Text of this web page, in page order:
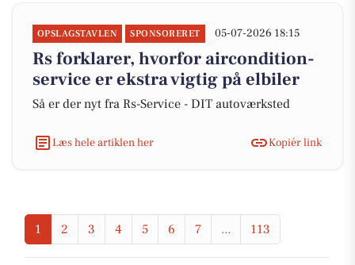
OPSLAGSTAVLEN SPONSORERET 05-07-2026 18:15
Rs forklarer, hvorfor aircondition-
service er ekstra vigtig på elbiler
Så er der nyt fra Rs-Service - DIT autoværksted
Læs hele artiklen her Kopiér link
1 2 3 4 5 6 7 ... 113